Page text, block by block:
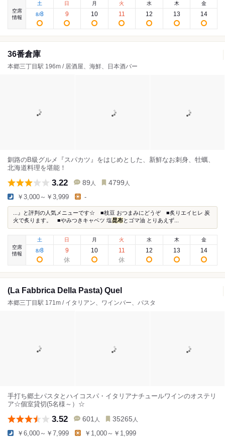
空席
情報
土
8/8
日
9
月
10
火
11
水
12
木
13
金
14
36番倉庫
本郷三丁目駅 196m / 居酒屋、海鮮、日本酒バー
釧路のB級グルメ『スパカツ』をはじめとした、新鮮なお刺身、牡蠣、
北海道料理を堪能！
3.22 89 人 4799 人
￥3,000～￥3,999 -
...』と評判の人気メニューです☆ ■枝豆 おつまみにどうぞ ■炙りエイヒレ 炭
火で炙ります。 ■やみつきキャベツ 塩昆布とゴマ油 とりあえず...
空席
情報
土
8/8
日
9
月
10
火
11
水
12
木
13
金
14
(La Fabbrica Della Pasta) Quel
本郷三丁目駅 171m / イタリアン、ワインバー、パスタ
手打ち郷土パスタとハイコスパ・イタリアナチュールワインのオステリ
ア☆個室貸切(5名様～）☆
3.52 601 人 35265 人
￥6,000～￥7,999 ￥1,000～￥1,999